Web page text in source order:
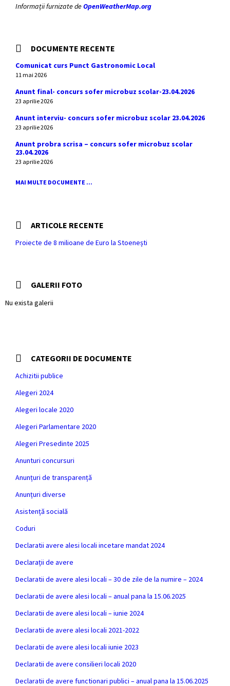
Informații furnizate deOpenWeatherMap.org
DOCUMENTE RECENTE
Comunicat curs Punct Gastronomic Local
11 mai 2026
Anunt final- concurs sofer microbuz scolar-23.04.2026
23 aprilie 2026
Anunt interviu- concurs sofer microbuz scolar 23.04.2026
23 aprilie 2026
Anunt probra scrisa – concurs sofer microbuz scolar
23.04.2026
23 aprilie 2026
MAI MULTE DOCUMENTE ...
ARTICOLE RECENTE
Proiecte de 8 milioane de Euro la Stoenești
GALERII FOTO
Nu exista galerii
CATEGORII DE DOCUMENTE
Achizitii publice
Alegeri 2024
Alegeri locale 2020
Alegeri Parlamentare 2020
Alegeri Presedinte 2025
Anunturi concursuri
Anunțuri de transparență
Anunțuri diverse
Asistență socială
Coduri
Declaratii avere alesi locali incetare mandat 2024
Declarații de avere
Declaratii de avere alesi locali – 30 de zile de la numire – 2024
Declaratii de avere alesi locali – anual pana la 15.06.2025
Declaratii de avere alesi locali – iunie 2024
Declaratii de avere alesi locali 2021-2022
Declaratii de avere alesi locali iunie 2023
Declaratii de avere consilieri locali 2020
Declaratii de avere functionari publici – anual pana la 15.06.2025